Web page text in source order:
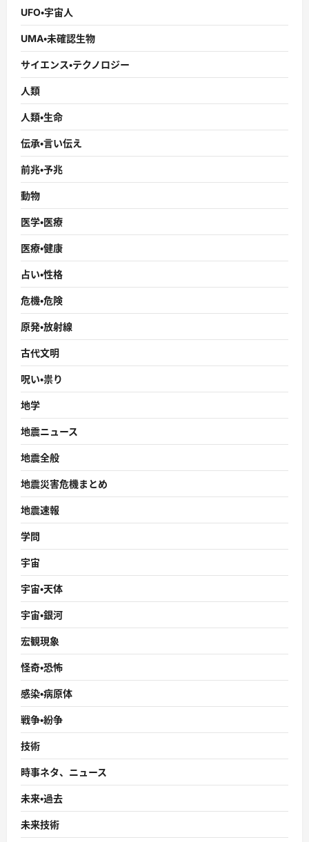
UFO・宇宙人
UMA・未確認生物
サイエンス・テクノロジー
人類
人類・生命
伝承・言い伝え
前兆・予兆
動物
医学・医療
医療・健康
占い・性格
危機・危険
原発・放射線
古代文明
呪い・祟り
地学
地震ニュース
地震全般
地震災害危機まとめ
地震速報
学問
宇宙
宇宙・天体
宇宙・銀河
宏観現象
怪奇・恐怖
感染・病原体
戦争・紛争
技術
時事ネタ、ニュース
未来・過去
未来技術